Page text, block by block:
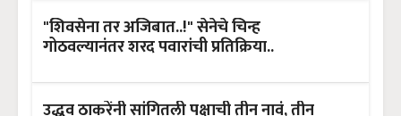
"शिवसेना तर अजिबात..!" सेनेचे चिन्ह
गोठवल्यानंतर शरद पवारांची प्रतिक्रिया..
उद्धव ठाकरेंनी सांगितली पक्षाची तीन नावं, तीन